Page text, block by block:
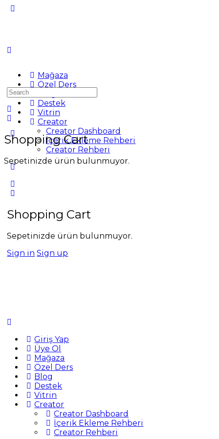
Mağaza
Özel Ders
Destek
Vitrin
Creator
Creator Dashboard
İçerik Ekleme Rehberi
Creator Rehberi
Shopping Cart
Sepetinizde ürün bulunmuyor.
Sign in Sign up
Shopping Cart
Sepetinizde ürün bulunmuyor.
Search
for:
Giriş Yap
Üye Ol
Mağaza
Özel Ders
Blog
Destek
Vitrin
Creator
Creator Dashboard
İçerik Ekleme Rehberi
Creator Rehberi